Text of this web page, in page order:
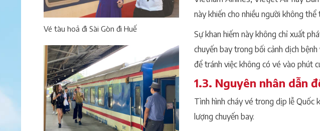
Vé tàu hoả đi Sài Gòn đi Huế
này khiến cho nhiều người không
Sự khan hiếm này không chỉ xuất
chuyến bay trong bối cảnh dịch
để tránh việc không có vé vào phút
1.3. Nguyên nhân dẫn
Tình hình cháy vé trong dịp lễ Quốc
lượng chuyến bay.